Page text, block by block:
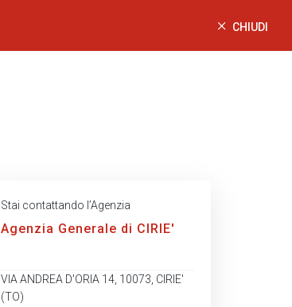
CHIUDI
Stai contattando l’Agenzia
Agenzia Generale di CIRIE'
VIA ANDREA D'ORIA 14, 10073, CIRIE'
(TO)